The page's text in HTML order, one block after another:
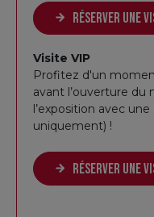
peintresde l’histoire
son vivant, ce qui lui
peinture et d’être
Une
RÉSERVER UNE
Visite VIP
Profitez d'un
avant l’ouverture du
l’exposition avec
uniquement) !
RÉSERVER UNE